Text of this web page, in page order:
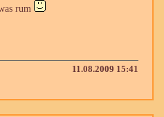
rum
11.08.2009 15:41